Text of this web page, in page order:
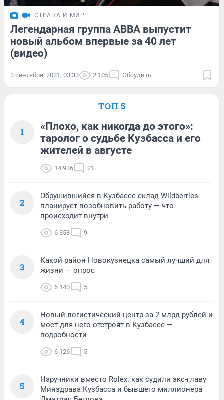
СТРАНА И МИР
Легендарная группа ABBA выпустит
новый альбом впервые за 40 лет
(видео)
3 сентября, 2021, 03:33 2 105 Обсудить
ТОП 5
1
«Плохо, как никогда до этого»:
таролог о судьбе Кузбасса и его
жителей в августе
14 936 21
2
Обрушившийся в Кузбассе склад Wildberries
планирует возобновить работу — что
происходит внутри
6 358 9
3
Какой район Новокузнецка самый лучший для
жизни — опрос
6 140 5
4
Новый логистический центр за 2 млрд рублей и
мост для него отстроят в Кузбассе —
подробности
6 126 5
5
Наручники вместо Rolex: как судили экс-главу
Минздрава Кузбасса и бывшего миллионера